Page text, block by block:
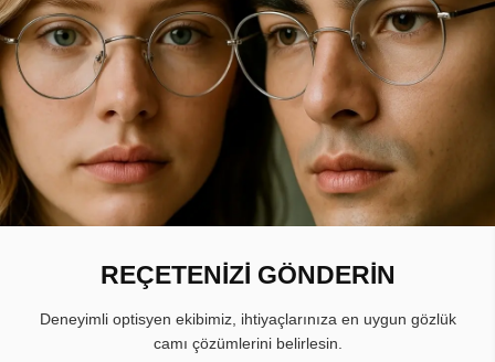
REÇETENİZİ GÖNDERİN
Deneyimli optisyen ekibimiz, ihtiyaçlarınıza en uygun gözlük
camı çözümlerini belirlesin.